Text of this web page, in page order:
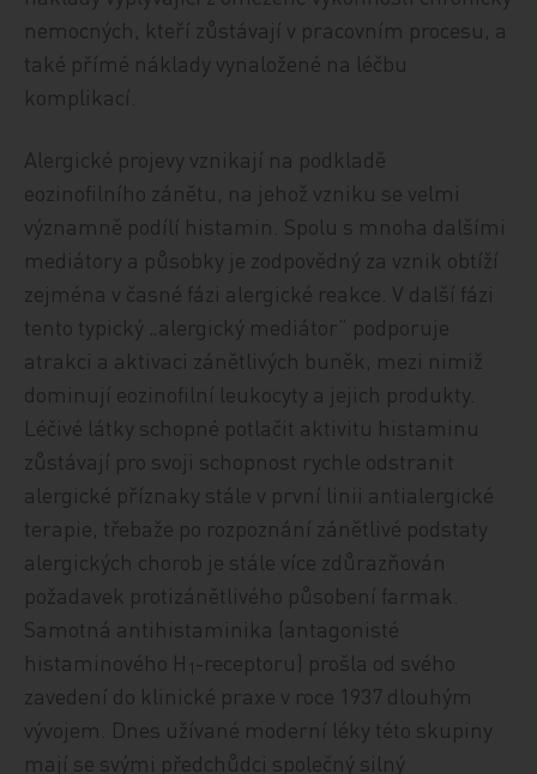
nemocných, kteří zůstávají v pracovním procesu, a
také přímé náklady vynaložené na léčbu
komplikací.
Alergické projevy vznikají na podkladě
eozinofilního zánětu, na jehož vzniku se velmi
významně podílí histamin. Spolu s mnoha dalšími
mediátory a působky je zodpovědný za vznik obtíží
zejména v časné fázi alergické reakce. V další fázi
tento typický „alergický mediátor“ podporuje
atrakci a aktivaci zánětlivých buněk, mezi nimiž
dominují eozinofilní leukocyty a jejich produkty.
Léčivé látky schopné potlačit aktivitu histaminu
zůstávají pro svoji schopnost rychle odstranit
alergické příznaky stále v první linii antialergické
terapie, třebaže po rozpoznání zánětlivé podstaty
alergických chorob je stále více zdůrazňován
požadavek protizánětlivého působení farmak.
Samotná antihistaminika (antagonisté
histaminového H 1-receptoru) prošla od svého
zavedení do klinické praxe v roce 1937 dlouhým
vývojem. Dnes užívané moderní léky této skupiny
mají se svými předchůdci společný silný